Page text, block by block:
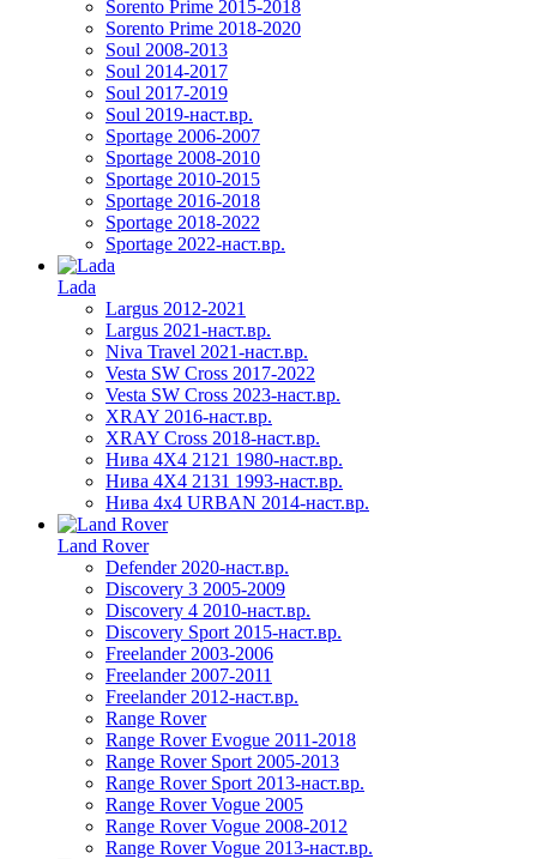
Sorento Prime 2015-2018
Sorento Prime 2018-2020
Soul 2008-2013
Soul 2014-2017
Soul 2017-2019
Soul 2019-наст.вр.
Sportage 2006-2007
Sportage 2008-2010
Sportage 2010-2015
Sportage 2016-2018
Sportage 2018-2022
Sportage 2022-наст.вр.
Lada
Largus 2012-2021
Largus 2021-наст.вр.
Niva Travel 2021-наст.вр.
Vesta SW Cross 2017-2022
Vesta SW Cross 2023-наст.вр.
XRAY 2016-наст.вр.
XRAY Cross 2018-наст.вр.
Нива 4X4 2121 1980-наст.вр.
Нива 4X4 2131 1993-наст.вр.
Нива 4х4 URBAN 2014-наст.вр.
Land Rover
Defender 2020-наст.вр.
Discovery 3 2005-2009
Discovery 4 2010-наст.вр.
Discovery Sport 2015-наст.вр.
Freelander 2003-2006
Freelander 2007-2011
Freelander 2012-наст.вр.
Range Rover
Range Rover Evogue 2011-2018
Range Rover Sport 2005-2013
Range Rover Sport 2013-наст.вр.
Range Rover Vogue 2005
Range Rover Vogue 2008-2012
Range Rover Vogue 2013-наст.вр.